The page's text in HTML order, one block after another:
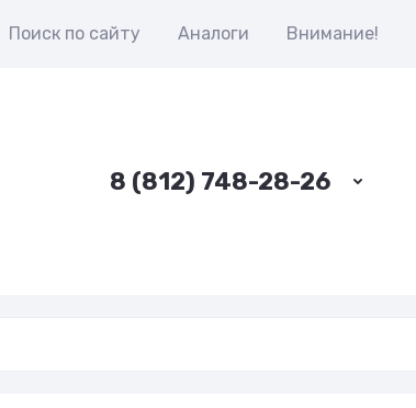
Поиск по сайту Аналоги Внимание!
8 (812) 748-28-26